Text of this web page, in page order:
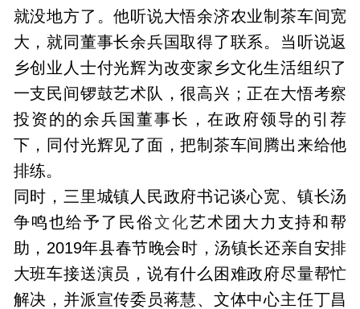
就没地方了。他听说大悟余济农业制茶车间宽
大，就同董事长余兵国取得了联系。当听说返
乡创业人士付光辉为改变家乡文化生活组织了
一支民间锣鼓艺术队，很高兴；正在大悟考察
投资的的余兵国董事长，在政府领导的引荐
下，同付光辉见了面，把制茶车间腾出来给他
排练。
同时，三里城镇人民政府书记谈心宽、镇长汤
争鸣也给予了民俗文化艺术团大力支持和帮
助，2019年县春节晚会时，汤镇长还亲自安排
大班车接送演员，说有什么困难政府尽量帮忙
解决，并派宣传委员蒋慧、文体中心主任丁昌